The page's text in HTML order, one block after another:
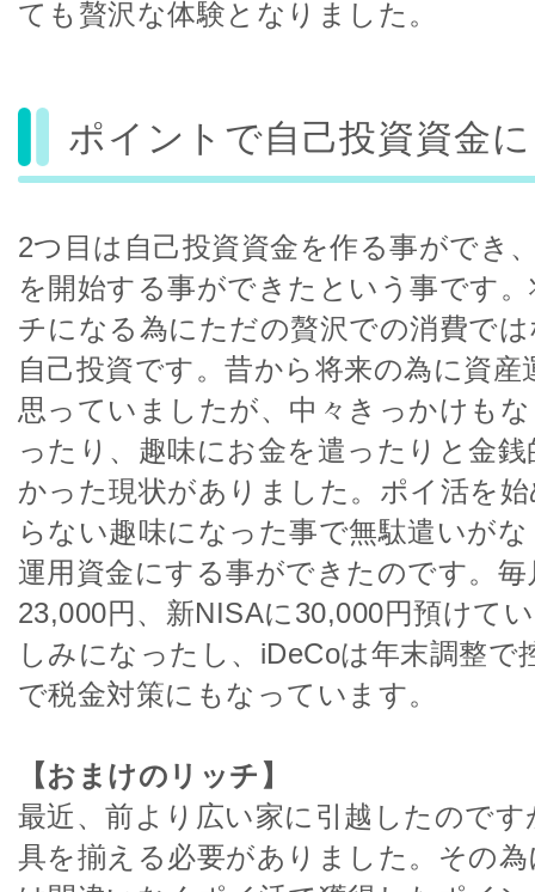
ても贅沢な体験となりました。
ポイントで自己投資資金
2つ目は自己投資資金を作る事ができ
を開始する事ができたという事です
チになる為にただの贅沢での消費で
自己投資です。昔から将来の為に資
思っていましたが、中々きっかけも
ったり、趣味にお金を遣ったりと金
かった現状がありました。ポイ活を
らない趣味になった事で無駄遣いが
運用資金にする事ができたのです。毎
23,000円、新NISAに30,000円預けて
しみになったし、iDeCoは年末調整で
で税金対策にもなっています。
【おまけのリッチ】
最近、前より広い家に引越したのです
具を揃える必要がありました。その